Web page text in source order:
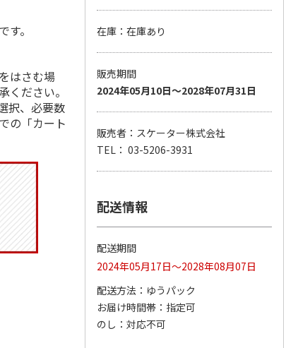
『ジョジョの奇妙な
クルセイダース』
トラ…
3,300円
(送料別・税込)
「I’m Doraemon」
。
はさむ場
ださい。
択、必要数
の「カート
在庫：在庫あり
販売期間
2024年05月10日～2028年07月31日
販売者：スケーター株式会社
TEL： 03-5206-3931
配送情報
配送期間
2024年05月17日～2028年08月07日
配送方法
ゆうパック
お届け時間帯
指定可
のし
対応不可